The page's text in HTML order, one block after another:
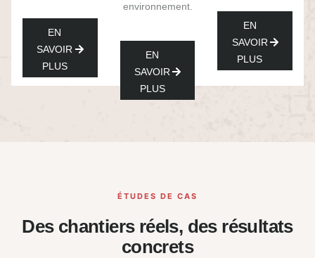
EN
SAVOIR
PLUS
environnement.
EN
SAVOIR
PLUS
EN
SAVOIR
PLUS
ÉTUDES DE CAS
Des chantiers réels, des résultats
concrets